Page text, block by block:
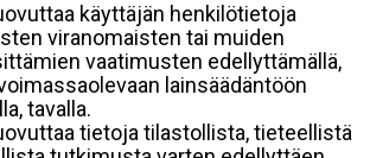
käyttäjän henkilötietoja
viranomaisten tai muiden
vaatimusten edellyttämällä,
lainsäädäntöön
tavalla.
tietoja tilastollista, tieteellistä